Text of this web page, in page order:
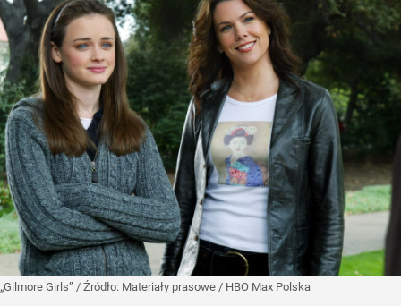
„Gilmore Girls” / Źródło: Materiały prasowe / HBO Max Polska